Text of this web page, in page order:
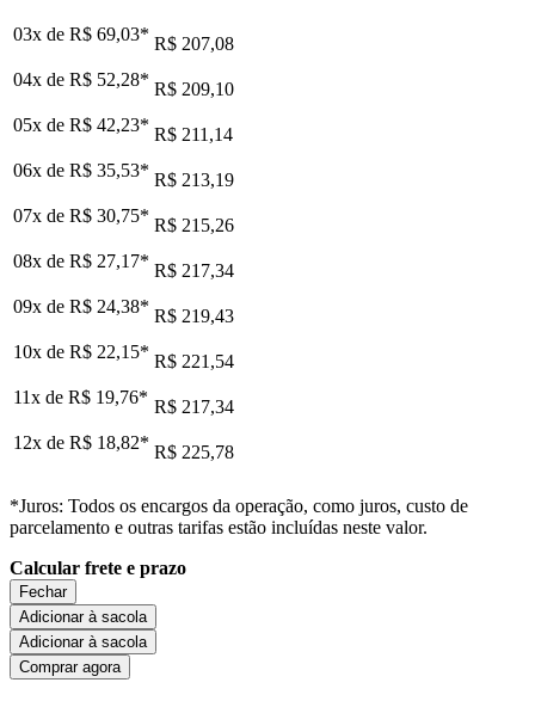
03x de R$ 69,03* R$ 207,08
04x de R$ 52,28* R$ 209,10
05x de R$ 42,23* R$ 211,14
06x de R$ 35,53* R$ 213,19
07x de R$ 30,75* R$ 215,26
08x de R$ 27,17* R$ 217,34
09x de R$ 24,38* R$ 219,43
10x de R$ 22,15* R$ 221,54
11x de R$ 19,76* R$ 217,34
12x de R$ 18,82* R$ 225,78
*Juros: Todos os encargos da operação, como juros, custo de
parcelamento e outras tarifas estão incluídas neste valor.
Calcular frete e prazo
Fechar
Adicionar à sacola
Adicionar à sacola
Comprar agora